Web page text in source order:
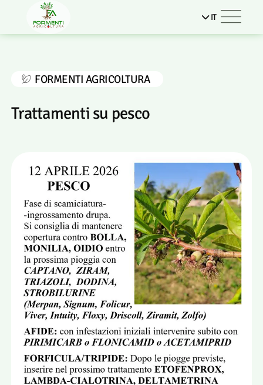
IT
FORMENTI AGRICOLTURA
Trattamenti su pesco